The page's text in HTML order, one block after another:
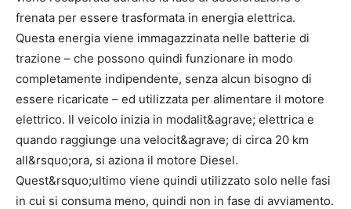
frenata per essere trasformata in energia elettrica.
Questa energia viene immagazzinata nelle batterie di
trazione – che possono quindi funzionare in modo
completamente indipendente, senza alcun bisogno di
essere ricaricate – ed utilizzata per alimentare il motore
elettrico. Il veicolo inizia in modalit&agrave; elettrica e
quando raggiunge una velocit&agrave; di circa 20 km
all&rsquo;ora, si aziona il motore Diesel.
Quest&rsquo;ultimo viene quindi utilizzato solo nelle fasi
in cui si consuma meno, quindi non in fase di avviamento.